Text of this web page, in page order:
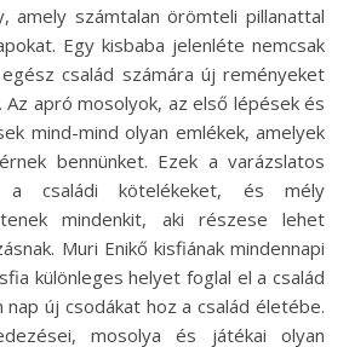
amely számtalan örömteli pillanattal
Egy kisbaba jelenléte nemcsak
család számára új reményeket
apró mosolyok, az első lépések és
mind-mind olyan emlékek, amelyek
bennünket. Ezek a varázslatos
a családi kötelékeket, és mély
mindenkit, aki részese lehet
Muri Enikő kisfiának mindennapi
különleges helyet foglal el a család
nap új csodákat hoz a család életébe.
mosolya és játékai olyan